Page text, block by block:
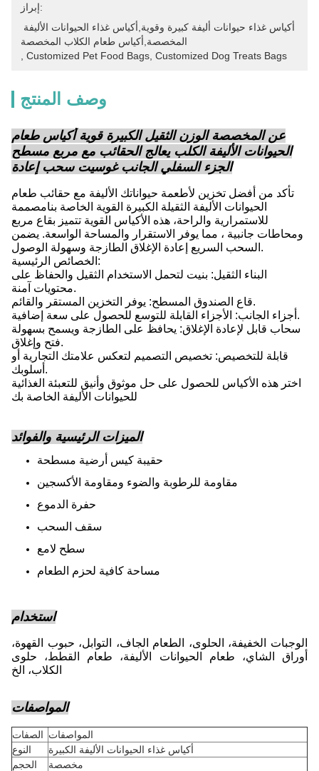
إبراز:
المخصصة,أكياس طعام الكلاب المخصصة
Customized Pet Food Bags Customized Dog Treats Bags
وصف المنتج
عن المخصصة الوزن الثقيل الكبيرة قوية أكياس طعام
الحيوانات الأليفة الكلب يعالج الحقائب مع مربع مسطح
الجزء السفلي الجانب غوسيت سحب إعادة
تأكد من أفضل تخزين لأطعمة حيواناتك الأليفة مع حقائب طعام
الحيوانات الأليفة الثقيلة الكبيرة القوية الخاصة بنامصممة
للاستمرارية والراحة، هذه الأكياس القوية تتميز بقاع مربع
ومحاطات جانبية ، مما يوفر الاستقرار والمساحة الواسعة. يضمن
السحب السريع إعادة الإغلاق الطازجة وسهولة الوصول.
الخصائص الرئيسية:
البناء الثقيل: بنيت لتحمل الاستخدام الثقيل والحفاظ على
محتويات آمنة.
قاع الصندوق المسطح: يوفر التخزين المستقر والقائم.
أجزاء الجانب: الأجزاء القابلة للتوسع للحصول على سعة إضافية.
سحاب قابل لإعادة الإغلاق: يحافظ على الطازجة ويسمح بسهولة
فتح وإغلاق.
قابلة للتخصيص: تخصيص التصميم لتعكس علامتك التجارية أو
أسلوبك.
اختر هذه الأكياس للحصول على حل موثوق وأنيق للتعبئة الغذائية
للحيوانات الأليفة الخاصة بك
الميزات الرئيسية والفوائد
حقيبة كيس أرضية مسطحة
مقاومة للرطوبة والضوء ومقاومة الأكسجين
حفرة الدموع
سقف السحب
سطح لامع
مساحة كافية لحزم الطعام
استخدام
الوجبات الخفيفة، الحلوى، الطعام الجاف، التوابل، حبوب القهوة،
أوراق الشاي، طعام الحيوانات الأليفة، طعام القطط، حلوى
الكلاب، الخ
المواصفات
الصفات المواصفات
النوع
أكياس غذاء الحيوانات الأليفة الكبيرة
الحجم
مخصصة